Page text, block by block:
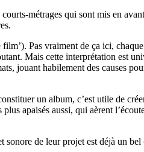
métrages qui sont mis en
Pas vraiment de ça ici,
Mais cette interprétation est
jouant habilement des causes
un album, c’est utile de
apaisés aussi, qui aèrent
sonore de leur projet est déjà un